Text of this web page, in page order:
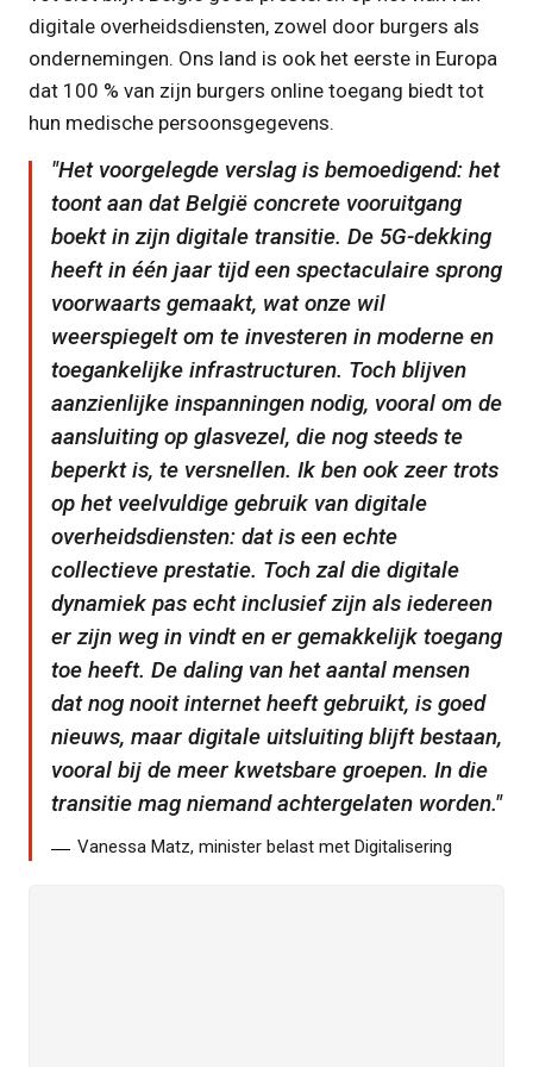
digitale overheidsdiensten, zowel door burgers als
ondernemingen. Ons land is ook het eerste in Europa
dat 100 % van zijn burgers online toegang biedt tot
hun medische persoonsgegevens.
Het voorgelegde verslag is bemoedigend: het
toont aan dat België concrete vooruitgang
boekt in zijn digitale transitie. De 5G-dekking
heeft in één jaar tijd een spectaculaire sprong
voorwaarts gemaakt, wat onze wil
weerspiegelt om te investeren in moderne en
toegankelijke infrastructuren. Toch blijven
aanzienlijke inspanningen nodig, vooral om de
aansluiting op glasvezel, die nog steeds te
beperkt is, te versnellen. Ik ben ook zeer trots
op het veelvuldige gebruik van digitale
overheidsdiensten: dat is een echte
collectieve prestatie. Toch zal die digitale
dynamiek pas echt inclusief zijn als iedereen
er zijn weg in vindt en er gemakkelijk toegang
toe heeft. De daling van het aantal mensen
dat nog nooit internet heeft gebruikt, is goed
nieuws, maar digitale uitsluiting blijft bestaan,
vooral bij de meer kwetsbare groepen. In die
transitie mag niemand achtergelaten worden.
Vanessa Matz, minister belast met Digitalisering